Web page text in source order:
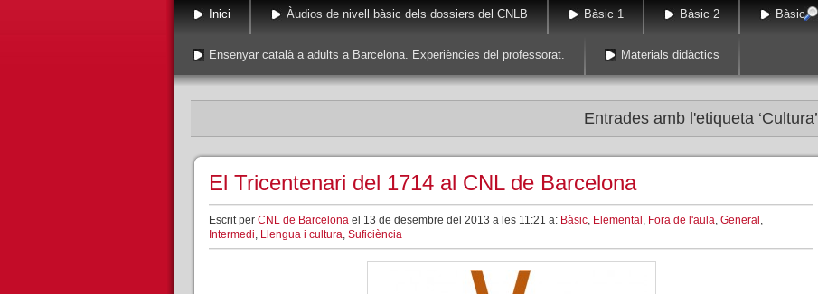
Inici Àudios de nivell bàsic dels dossiers del CNLB Bàsic 1 Bàsic 2 Bàsic 3
Ensenyar català a adults a Barcelona. Experiències del professorat. Materials didàctics
Entrades amb l'etiqueta ‘Cultura’
El Tricentenari del 1714 al CNL de Barcelona
Escrit per CNL de Barcelona el 13 de desembre del 2013 a les 11:21 a: Bàsic, Elemental , Fora de l'aula, General ,
Intermedi, Llengua i cultura, Suficiència